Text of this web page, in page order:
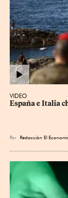
VIDEO
España e Italia
Por Redacción El